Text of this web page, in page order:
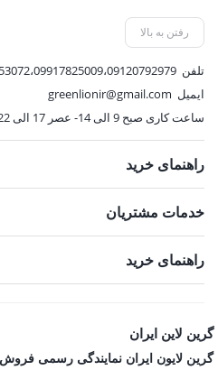
1,278,000 تومان.
رفتن به بالا
تلفن
ایمیل greenlionir@gmail.com
ساعت کاری صبح 9 الی 14- عصر 17 الی 22 به غیر از تعطیلات رسمی
راهنمای خرید
خدمات مشتریان
راهنمای خرید
گرین لاین ایران
گرین لایون ایران نمایندگی رسمی